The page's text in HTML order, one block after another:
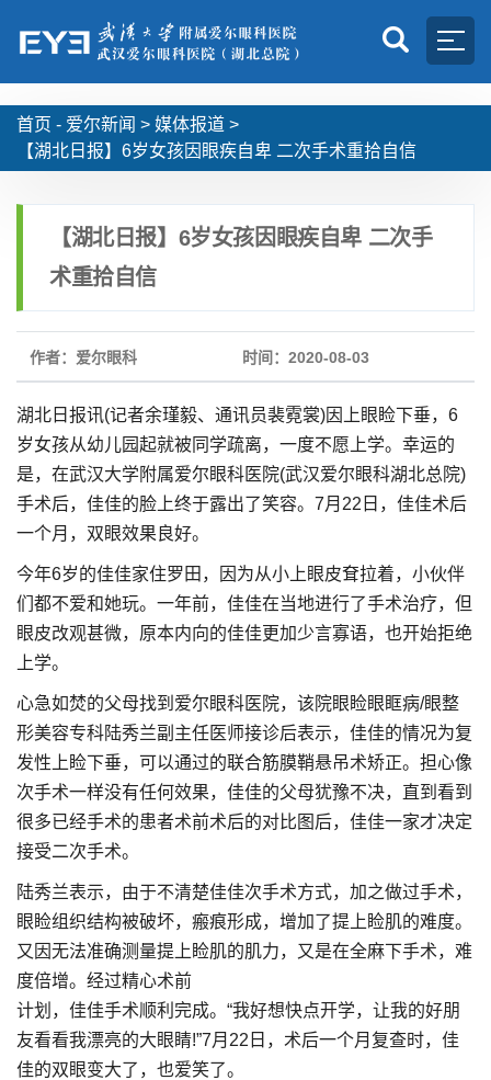
首页 - 爱尔新闻 > 媒体报道 >
【湖北日报】6岁女孩因眼疾自卑 二次手术重拾自信
【湖北日报】6岁女孩因眼疾自卑 二次手
术重拾自信
作者：爱尔眼科 时间：2020-08-03
湖北日报讯(记者余瑾毅、通讯员裴霓裳)因上眼睑下垂，6
岁女孩从幼儿园起就被同学疏离，一度不愿上学。幸运的
是，在武汉大学附属爱尔眼科医院(武汉爱尔眼科湖北总院)
手术后，佳佳的脸上终于露出了笑容。7月22日，佳佳术后
一个月，双眼效果良好。
今年6岁的佳佳家住罗田，因为从小上眼皮耷拉着，小伙伴
们都不爱和她玩。一年前，佳佳在当地进行了手术治疗，但
眼皮改观甚微，原本内向的佳佳更加少言寡语，也开始拒绝
上学。
心急如焚的父母找到爱尔眼科医院，该院眼睑眼眶病/眼整
形美容专科陆秀兰副主任医师接诊后表示，佳佳的情况为复
发性上睑下垂，可以通过的联合筋膜鞘悬吊术矫正。担心像
次手术一样没有任何效果，佳佳的父母犹豫不决，直到看到
很多已经手术的患者术前术后的对比图后，佳佳一家才决定
接受二次手术。
陆秀兰表示，由于不清楚佳佳次手术方式，加之做过手术，
眼睑组织结构被破坏，瘢痕形成，增加了提上睑肌的难度。
又因无法准确测量提上睑肌的肌力，又是在全麻下手术，难
度倍增。经过精心术前
计划，佳佳手术顺利完成。“我好想快点开学，让我的好朋
友看看我漂亮的大眼睛!”7月22日，术后一个月复查时，佳
佳的双眼变大了，也爱笑了。